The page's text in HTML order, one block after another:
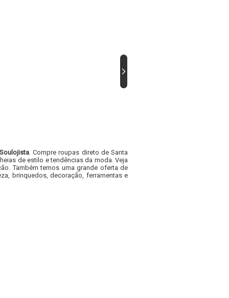
Soulojista. Compre roupas direto de Santa
de estilo e tendências da moda. Veja
Também temos uma grande oferta de
brinquedos, decoração, ferramentas e